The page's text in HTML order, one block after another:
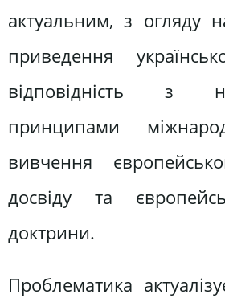
актуальним, з огляду
приведення
відповідність з
принципами
вивчення
досвіду та
доктрини.
Проблематика